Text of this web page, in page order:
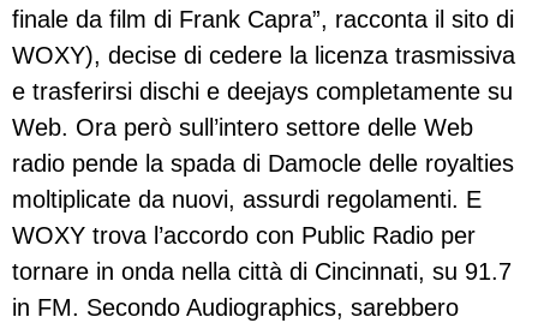
finale da film di Frank Capra”, racconta il sito di
WOXY), decise di cedere la licenza trasmissiva
e trasferirsi dischi e deejays completamente su
Web. Ora però sull’intero settore delle Web
radio pende la spada di Damocle delle royalties
moltiplicate da nuovi, assurdi regolamenti. E
WOXY trova l’accordo con Public Radio per
tornare in onda nella città di Cincinnati, su 91.7
in FM. Secondo Audiographics, sarebbero